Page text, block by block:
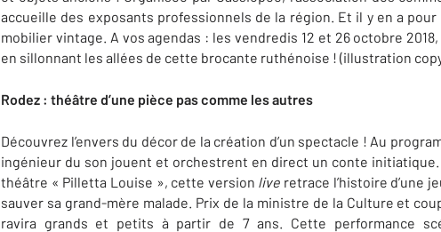
accueille des exposants professionnels de la région. Et il y en a
mobilier vintage. A vos agendas : les vendredis 12 et 26 octobre
en sillonnant les allées de cette brocante ruthénoise ! (illustration
Rodez : théâtre d’une pièce pas comme les autres
Découvrez l’envers du décor de la création d’un spectacle ! Au
ingénieur du son jouent et orchestrent en direct un conte initiatique.
théâtre « Pilletta Louise », cette version live retrace l’histoire d’une
sauver sa grand-mère malade. Prix de la ministre de la Culture et
ravira grands et petits à partir de 7 ans. Cette performance